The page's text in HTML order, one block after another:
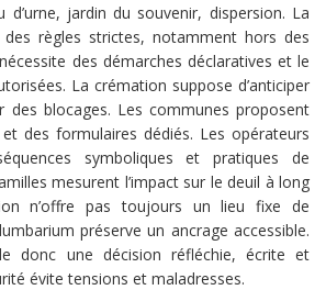
d’urne, jardin du souvenir, dispersion. La
règles strictes, notamment hors des
des démarches déclaratives et le
La crémation suppose d’anticiper
des blocages. Les communes proposent
des formulaires dédiés. Les opérateurs
symboliques et pratiques de
mesurent l’impact sur le deuil à long
n’offre pas toujours un lieu fixe de
préserve un ancrage accessible.
donc une décision réfléchie, écrite et
évite tensions et maladresses.